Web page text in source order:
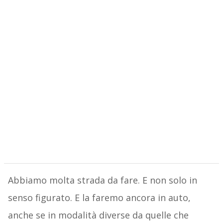
Abbiamo molta strada da fare. E non solo in
senso figurato. E la faremo ancora in auto,
anche se in modalità diverse da quelle che